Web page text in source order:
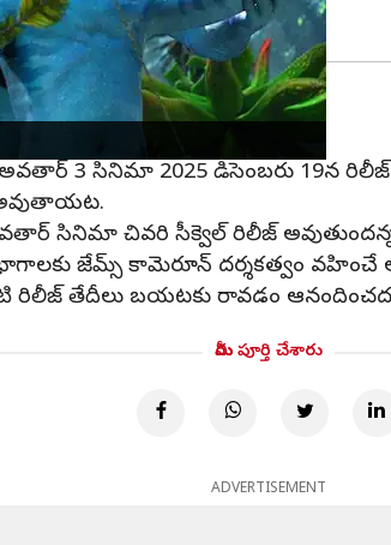
అవతార్ 3 సినిమా 2025 డిసెంబరు 19న
సినిమా చివరి సీక్వెల్ రిలీజ్
జేమ్స్ కామెరూన్ దర్శకత్వం వహించే
తేదీలు బయటకు రావడం
మీరు పూర్తి చేశారు
ADVERTISEMENT